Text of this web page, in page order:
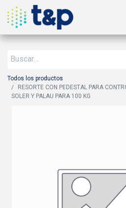
Todos los productos
RESORTE CON PEDESTAL PARA
SOLER Y PALAU PARA 100 KG